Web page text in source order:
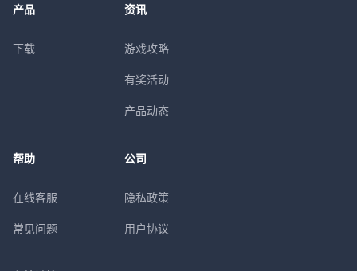
产品
下载
资讯
游戏攻略
有奖活动
产品动态
帮助
在线客服
常见问题
公司
隐私政策
用户协议